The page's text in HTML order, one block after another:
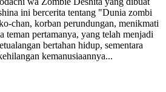
ini bercerita tentang "Dunia zombi
chan, korban perundungan, menikmati
teman pertamanya, yang telah menjadi
bertahan hidup, sementara
kemanusiaannya...